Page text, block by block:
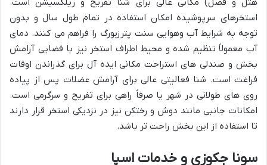
هتل و فصل) مکانی عالی برای شنا تفریح و ریلکسیشن است.
استخرهای سرپوشیده امکان استفاده در تمام طول سال و بدون
توجه به شرایط آب وهوایی سنت پترزبورگ را فراهم می کنند. دمای
آب معمولاً تنظیم شده و محیط اطراف استخر نیز با فضایی آرامش
بخش و صندلی های استراحت مکانی ایده آل برای گذراندن اوقات
فراغت است. شنا فعالیتی عالی برای آرامش عضلات پس از پیاده
روی های طولانی در شهر یا صرفاً راهی برای تفریح و سرگرمی است.
امکانات جانبی مانند دوش و رختکن نیز در نزدیکی استخر قرار دارند
تا استفاده از این بخش راحت تر باشد.
سونا جکوزی و خدمات اسپا